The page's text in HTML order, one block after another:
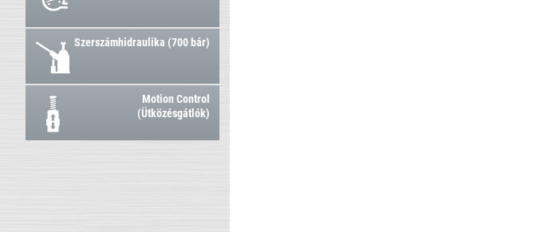
Szerszámhidraulika (700 bár)
Motion Control
(Ütközésgátlók)